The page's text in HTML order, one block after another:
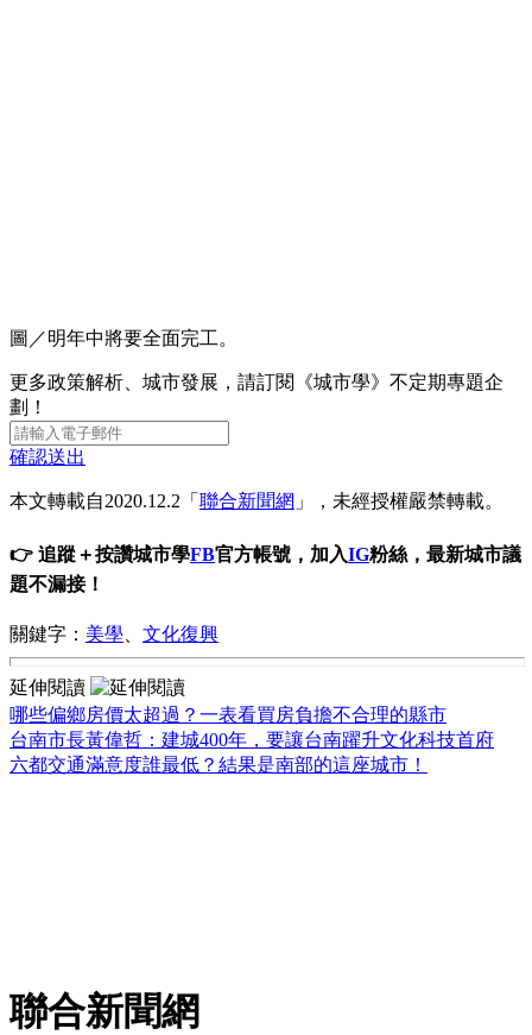
圖／明年中將要全面完工。
更多政策解析、城市發展，請訂閱《城市學》不定期專題企
劃！
確認送出
本文轉載自2020.12.2「 聯合新聞網 」，未經授權嚴禁轉載。
👉 追蹤＋按讚城市學FB官方帳號，加入IG粉絲，最新城市議
題不漏接！
關鍵字： 美學 文化復興
延伸閱讀
哪些偏鄉房價太超過？一表看買房負擔不合理的縣市
台南市長黃偉哲：建城400年，要讓台南躍升文化科技首府
六都交通滿意度誰最低？結果是南部的這座城市！
聯合新聞網